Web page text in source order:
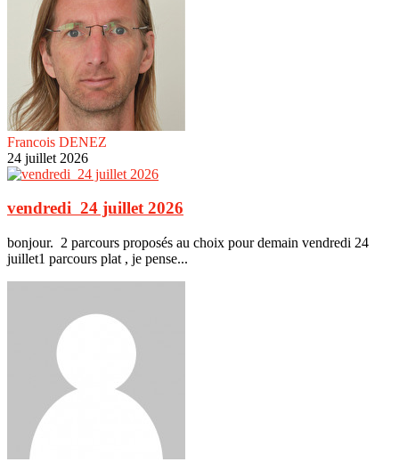
Francois DENEZ
24 juillet 2026
vendredi 24 juillet 2026
bonjour. 2 parcours proposés au choix pour demain vendredi 24
juillet1 parcours plat , je pense...